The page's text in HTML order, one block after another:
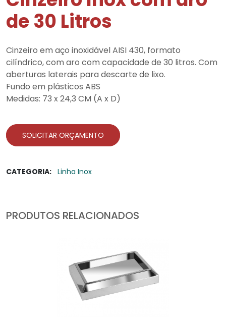
de 30 Litros
Cinzeiro em aço inoxidável AISI 430, formato
cilíndrico, com aro com capacidade de 30 litros. Com
aberturas laterais para descarte de lixo.
Fundo em plásticos ABS
Medidas: 73 x 24,3 CM (A x D)
SOLICITAR ORÇAMENTO
CATEGORIA: Linha Inox
PRODUTOS RELACIONADOS